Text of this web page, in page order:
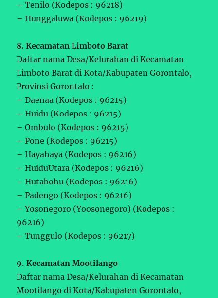
– Tenilo (Kodepos : 96218)
– Hunggaluwa (Kodepos : 96219)
8. Kecamatan Limboto Barat
Daftar nama Desa/Kelurahan di Kecamatan
Limboto Barat di Kota/Kabupaten Gorontalo,
Provinsi Gorontalo :
– Daenaa (Kodepos : 96215)
– Huidu (Kodepos : 96215)
– Ombulo (Kodepos : 96215)
– Pone (Kodepos : 96215)
– Hayahaya (Kodepos : 96216)
– HuiduUtara (Kodepos : 96216)
– Hutabohu (Kodepos : 96216)
– Padengo (Kodepos : 96216)
– Yosonegoro (Yoosonegoro) (Kodepos :
96216)
– Tunggulo (Kodepos : 96217)
9. Kecamatan Mootilango
Daftar nama Desa/Kelurahan di Kecamatan
Mootilango di Kota/Kabupaten Gorontalo,